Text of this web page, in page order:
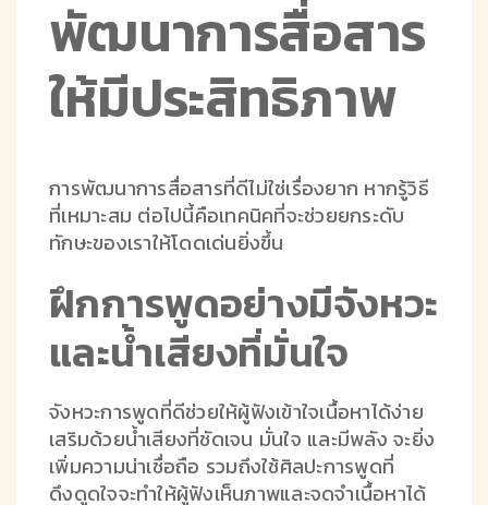
พัฒนาการสื่อสาร
ให้มีประสิทธิภาพ
การพัฒนาการสื่อสารที่ดีไม่ใช่เรื่องยาก หากรู้วิธี
ที่เหมาะสม ต่อไปนี้คือเทคนิคที่จะช่วยยกระดับ
ทักษะของเราให้โดดเด่นยิ่งขึ้น
ฝึกการพูดอย่างมีจังหวะ
และน้ำเสียงที่มั่นใจ
จังหวะการพูดที่ดีช่วยให้ผู้ฟังเข้าใจเนื้อหาได้ง่าย
เสริมด้วยน้ำเสียงที่ชัดเจน มั่นใจ และมีพลัง จะยิ่ง
เพิ่มความน่าเชื่อถือ รวมถึงใช้ศิลปะการพูดที่
ดึงดูดใจจะทำให้ผู้ฟังเห็นภาพและจดจำเนื้อหาได้